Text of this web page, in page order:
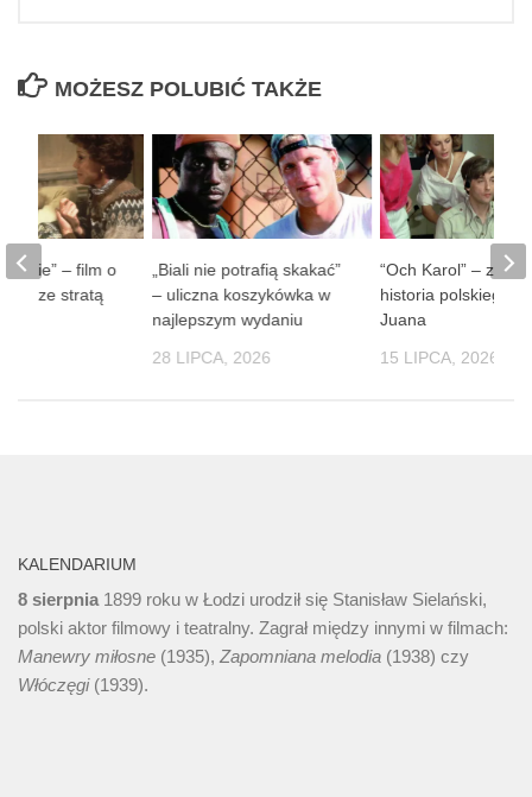
MOŻESZ POLUBIĆ TAKŻE
„Biali nie potrafią skakać”
– uliczna koszykówka w
najlepszym wydaniu
28 LIPCA, 2026
“Och Karol” –
historia polskiego
Juana
15 LIPCA, 2026
ludzie” – film o
ze stratą
KALENDARIUM
8 sierpnia 1899 roku w Łodzi urodził się Stanisław Sielański,
polski aktor filmowy i teatralny. Zagrał między innymi w filmach:
Manewry miłosne (1935), Zapomniana melodia (1938) czy
Włóczęgi(1939).